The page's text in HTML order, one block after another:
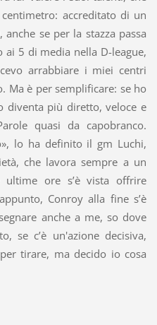
accreditato di un
se per la stazza passa
5 di media nella D-league,
arrabbiare i miei centri
Ma è per semplificare: se ho
diventa più diretto, veloce e
quasi da capobranco.
lo ha definito il gm Luchi,
che lavora sempre a un
ore s’è vista offrire
Conroy alla fine s’è
anche a me, so dove
se c’è un'azione decisiva,
tirare, ma decido io cosa